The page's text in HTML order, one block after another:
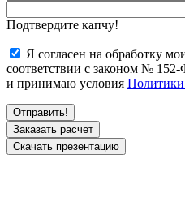
Подтвердите капчу!
Я согласен на обработку
соответствии с законом №
и принимаю условия Политики
Заказать расчет
Скачать презентацию